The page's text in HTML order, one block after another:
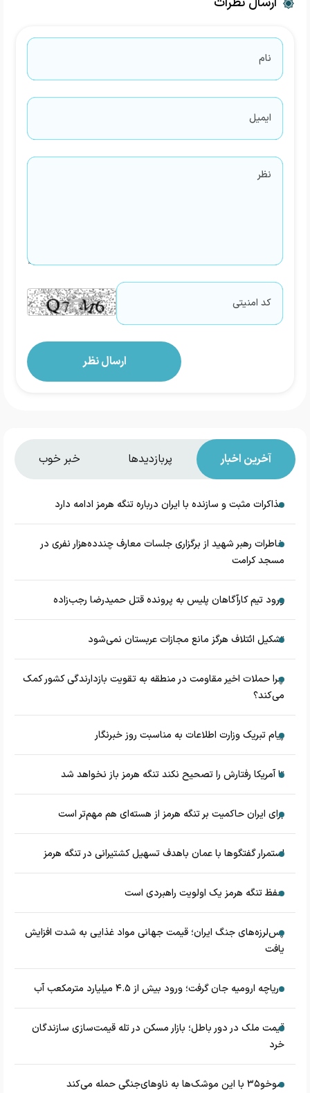
آخرین اخبار پربازدیدها خبر خوب
مذاکرات مثبت و سازنده با ایران درباره تنگه هرمز ادامه دارد
خاطرات رهبر شهید از برگزاری جلسات معارف چندده‌هزار نفری در
مسجد کرامت
ورود تیم کارآگاهان پلیس به پرونده قتل حمیدرضا رجب‌زاده
تشکیل ائتلاف هرگز مانع مجازات عربستان نمی‌شود
چرا حملات اخیر مقاومت در منطقه به تقویت بازدارندگی کشور کمک
می‌کند؟
پیام تبریک وزارت اطلاعات به مناسبت روز خبرنگار
تا آمریکا رفتارش را تصحیح نکند تنگه هرمز باز نخواهد شد
برای ایران حاکمیت بر تنگه هرمز از هسته‌ای هم مهم‌تر است
استمرار گفتگوها با عمان باهدف تسهیل کشتیرانی در تنگه هرمز
حفظ تنگه هرمز یک اولویت راهبردی است
پس‌لرزه‌های جنگ ایران؛ قیمت جهانی مواد غذایی به شدت افزایش
یافت
دریاچه ارومیه جان گرفت؛ ورود بیش از ۴.۵ میلیارد مترمکعب آب
قیمت ملک در دور باطل؛ بازار مسکن در تله قیمت‌سازی سازندگان
خرد
سوخو۳۵ با این موشک‌ها به ناوهای‌جنگی حمله می‌کند